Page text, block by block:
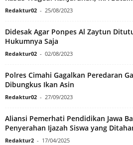
Redaktur02 - 25/08/2023
Didesak Agar Ponpes Al Zaytun
Hukumnya Saja
Redaktur02 - 02/08/2023
Polres Cimahi Gagalkan Peredaran
Dibungkus Ikan Asin
Redaktur02 - 27/09/2023
Aliansi Pemerhati Pendidikan Jawa
Penyerahan Ijazah Siswa yang
Redaktur2 - 17/04/2025